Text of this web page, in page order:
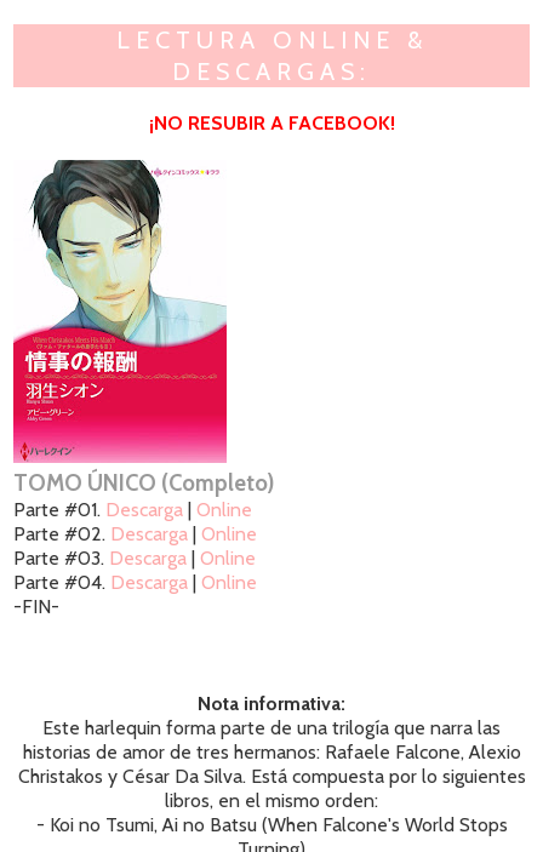
LECTURA ONLINE &
DESCARGAS:
¡NO RESUBIR A FACEBOOK!
TOMO ÚNICO (Completo)
Parte #01. Descarga | Online
Parte #02. Descarga | Online
Parte #03. Descarga | Online
Parte #04. Descarga | Online
-FIN-
Nota informativa:
Este harlequin forma parte de una trilogía que narra las
historias de amor de tres hermanos: Rafaele Falcone, Alexio
Christakos y César Da Silva. Está compuesta por lo siguientes
libros, en el mismo orden:
- Koi no Tsumi, Ai no Batsu (When Falcone's World Stops